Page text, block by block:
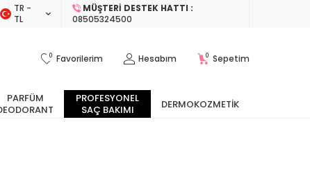
TR −
TL
MÜŞTERI DESTEK HATTI :
08505324500
0 Favorilerim Hesabım 0 Sepetim
PARFÜM
PROFESYONEL
SAÇ BAKIMI
DERMOKOZMETIK